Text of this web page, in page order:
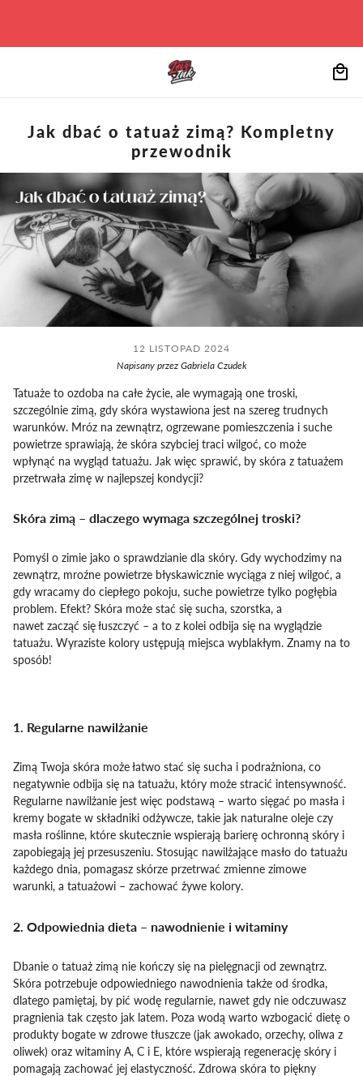
Jak dbać o tatuaż zimą? Kompletny
przewodnik
12 LISTOPAD 2024
Napisany przez Gabriela Czudek
Tatuaże to ozdoba na całe życie, ale wymagają one troski,
szczególnie zimą, gdy skóra wystawiona jest na szereg trudnych
warunków. Mróz na zewnątrz, ogrzewane pomieszczenia i suche
powietrze sprawiają, że skóra szybciej traci wilgoć, co może
wpłynąć na wygląd tatuażu. Jak więc sprawić, by skóra z tatuażem
przetrwała zimę w najlepszej kondycji?
Skóra zimą – dlaczego wymaga szczególnej troski?
Pomyśl o zimie jako o sprawdzianie dla skóry. Gdy wychodzimy na
zewnątrz, mroźne powietrze błyskawicznie wyciąga z niej wilgoć, a
gdy wracamy do ciepłego pokoju, suche powietrze tylko pogłębia
problem. Efekt? Skóra może stać się sucha, szorstka, a
nawet zacząć się łuszczyć – a to z kolei odbija się na wyglądzie
tatuażu. Wyraziste kolory ustępują miejsca wyblakłym. Znamy na to
sposób!
1. Regularne nawilżanie
Zimą Twoja skóra może łatwo stać się sucha i podrażniona, co
negatywnie odbija się na tatuażu, który może stracić intensywność.
Regularne nawilżanie jest więc podstawą – warto sięgać po masła i
kremy bogate w składniki odżywcze, takie jak naturalne oleje czy
masła roślinne, które skutecznie wspierają barierę ochronną skóry i
zapobiegają jej przesuszeniu. Stosując nawilżające masło do tatuażu
każdego dnia, pomagasz skórze przetrwać zmienne zimowe
warunki, a tatuażowi – zachować żywe kolory.
2. Odpowiednia dieta – nawodnienie i witaminy
Dbanie o tatuaż zimą nie kończy się na pielęgnacji od zewnątrz.
Skóra potrzebuje odpowiedniego nawodnienia także od środka,
dlatego pamiętaj, by pić wodę regularnie, nawet gdy nie odczuwasz
pragnienia tak często jak latem. Poza wodą warto wzbogacić dietę o
produkty bogate w zdrowe tłuszcze (jak awokado, orzechy, oliwa z
oliwek) oraz witaminy A, C i E, które wspierają regenerację skóry i
pomagają zachować jej elastyczność. Zdrowa skóra to piękny